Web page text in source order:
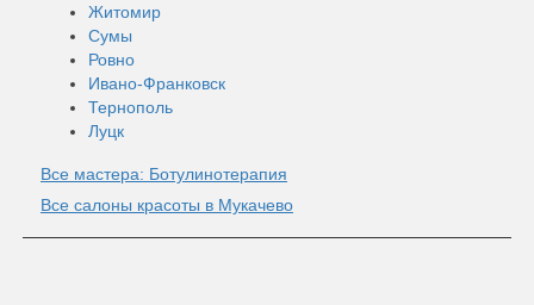
Житомир
Сумы
Ровно
Ивано-Франковск
Тернополь
Луцк
Все мастера: Ботулинотерапия
Все салоны красоты в Мукачево